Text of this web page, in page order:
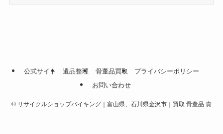
公式サイト 遺品整理 骨董品買取
プライバシーポリシー
お問い合わせ
© リサイクルショップバイキング｜富山県、石川県金沢市｜買取 骨董品 貴